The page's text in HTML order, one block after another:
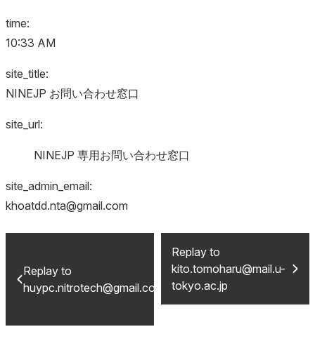
time:
10:33 AM
site_title:
NINEJP お問い合わせ窓口
site_url:
NINEJP 専用お問い合わせ窓口
site_admin_email:
khoatdd.nta@gmail.com
Replay to
huypc.nitrotech@gmail.com
Replay to
kito.tomoharu@mail.u-
tokyo.ac.jp